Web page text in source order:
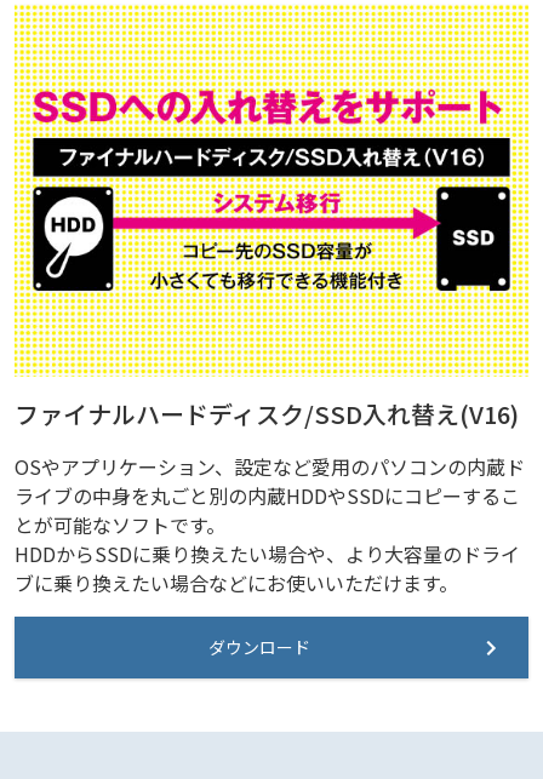
ファイナルハードディスク/SSD入れ替え(V16)
OSやアプリケーション、設定など愛用のパソコンの内蔵ド
ライブの中身を丸ごと別の内蔵HDDやSSDにコピーするこ
とが可能なソフトです。
HDDからSSDに乗り換えたい場合や、より大容量のドライ
ブに乗り換えたい場合などにお使いいただけます。
ダウンロード